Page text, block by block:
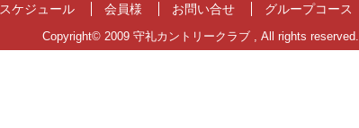
スケジュール 会員様 お問い合せ グループコース
Copyright© 2009 守礼カントリークラブ , All rights reserved.